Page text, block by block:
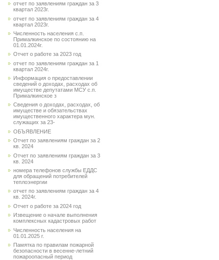
отчет по заявлениям граждан за 3
квартал 2023г.
отчет по заявлениям граждан за 4
квартал 2023г.
Численность населения с.п.
Прималкинское по состоянию на
01.01.2024г.
Отчет о работе за 2023 год
отчет по заявлениям граждан за 1
квартал 2024г.
Информация о предоставлении
сведений о доходах, расходах об
имуществе депутатами МСУ с.п.
Прималкинское з
Сведения о доходах, расходах, об
имуществе и обязательствах
имущественного характера мун.
служащих за 23-
ОБЪЯВЛЕНИЕ
Отчет по заявлениям граждан за 2
кв. 2024
Отчет по заявлениям граждан за 3
кв. 2024
номера телефонов службы ЕДДС
для обращений потребителей
теплоэнергии
отчет по заявлениям граждан за 4
кв. 2024г.
Отчет о работе за 2024 год
Извещение о начале выполнения
комплексных кадастровых работ
Численность населения на
01.01.2025 г.
Памятка по правилам пожарной
безопасности в весенне-летний
пожароопасный период